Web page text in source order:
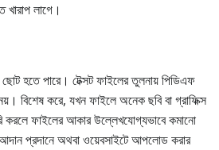
খারাপ লাগে।
হতে পারে। টেক্সট ফাইলের তুলনায় পিডিএফ
বিশেষ করে, যখন ফাইলে অনেক ছবি বা গ্রাফিক্স
করলে ফাইলের আকার উল্লেখযোগ্যভাবে কমানো
প্রদানে অথবা ওয়েবসাইটে আপলোড করার